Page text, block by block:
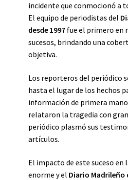
incidente que conmocionó a
El equipo de periodistas del
desde 1997 fue el primero en
sucesos, brindando una
objetiva.
Los reporteros del periódico
hasta el lugar de los hechos
información de primera
relataron la tragedia con
periódico plasmó sus
artículos.
El impacto de este suceso en
enorme y el Diario Madrileño